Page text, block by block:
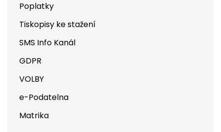
Poplatky
Tiskopisy ke stažení
SMS Info Kanál
GDPR
VOLBY
e-Podatelna
Matrika